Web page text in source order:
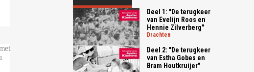
Deel 1: "De terugkeer
van Evelijn Roos en
Hennie Zilverberg"
drachten
Deel 2: "De terugkeer
van Estha Gobes en
Bram Houtkruijer"